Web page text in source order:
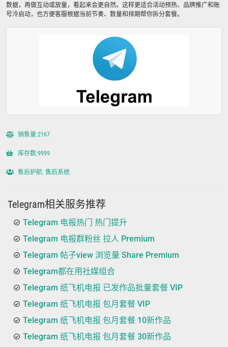
数据，再做互动或放量，看起来会更自然。这样更适合活动预热、品牌推广和账
号冷启动，也方便客服根据当前节奏、数量和排期帮你拆分套餐。
销售量:2167
库存数:9999
售后护航: 售后系统
Telegram相关服务推荐
Telegram 电报热门 热门提升
Telegram 电报群粉丝 拉人 Premium
Telegram 帖子view 浏览量 Share Premium
Telegram都在用社媒组合
Telegram 纸飞机电报 已发作品批量套餐 VIP
Telegram 纸飞机电报 包月套餐 VIP
Telegram 纸飞机电报 包月套餐 10新作品
Telegram 纸飞机电报 包月套餐 30新作品